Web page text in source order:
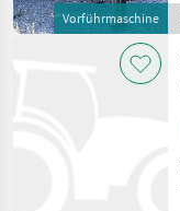
Vorführmaschine